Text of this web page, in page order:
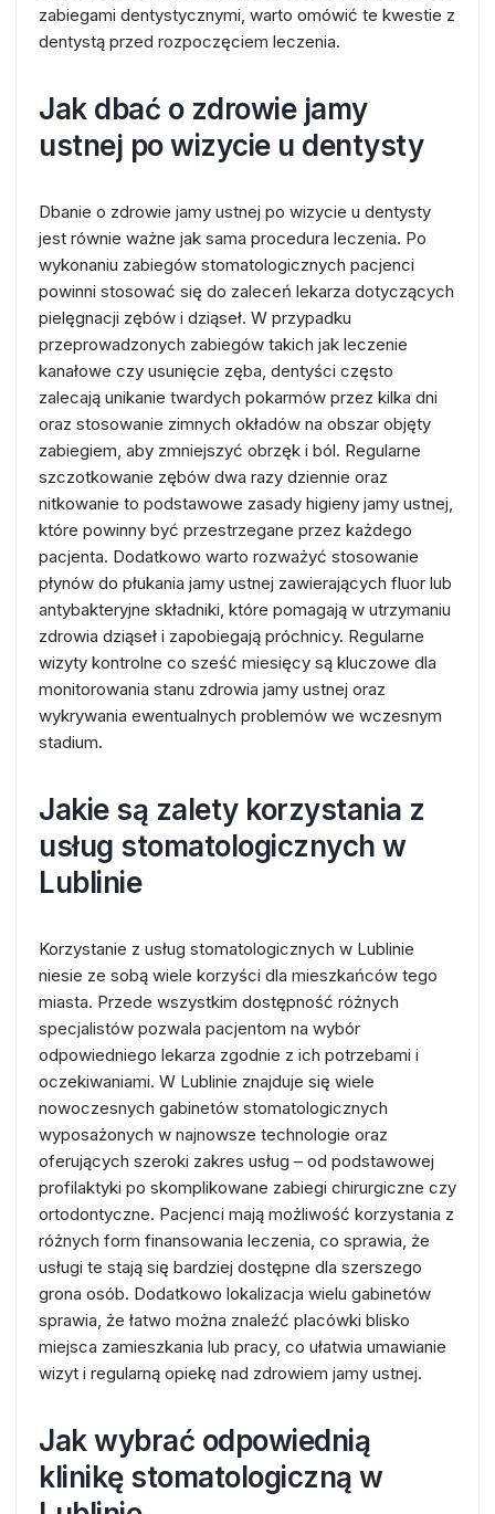
zabiegami dentystycznymi, warto omówić te kwestie z
dentystą przed rozpoczęciem leczenia.
Jak dbać o zdrowie jamy
ustnej po wizycie u dentysty
Dbanie o zdrowie jamy ustnej po wizycie u dentysty
jest równie ważne jak sama procedura leczenia. Po
wykonaniu zabiegów stomatologicznych pacjenci
powinni stosować się do zaleceń lekarza dotyczących
pielęgnacji zębów i dziąseł. W przypadku
przeprowadzonych zabiegów takich jak leczenie
kanałowe czy usunięcie zęba, dentyści często
zalecają unikanie twardych pokarmów przez kilka dni
oraz stosowanie zimnych okładów na obszar objęty
zabiegiem, aby zmniejszyć obrzęk i ból. Regularne
szczotkowanie zębów dwa razy dziennie oraz
nitkowanie to podstawowe zasady higieny jamy ustnej,
które powinny być przestrzegane przez każdego
pacjenta. Dodatkowo warto rozważyć stosowanie
płynów do płukania jamy ustnej zawierających fluor lub
antybakteryjne składniki, które pomagają w utrzymaniu
zdrowia dziąseł i zapobiegają próchnicy. Regularne
wizyty kontrolne co sześć miesięcy są kluczowe dla
monitorowania stanu zdrowia jamy ustnej oraz
wykrywania ewentualnych problemów we wczesnym
stadium.
Jakie są zalety korzystania z
usług stomatologicznych w
Lublinie
Korzystanie z usług stomatologicznych w Lublinie
niesie ze sobą wiele korzyści dla mieszkańców tego
miasta. Przede wszystkim dostępność różnych
specjalistów pozwala pacjentom na wybór
odpowiedniego lekarza zgodnie z ich potrzebami i
oczekiwaniami. W Lublinie znajduje się wiele
nowoczesnych gabinetów stomatologicznych
wyposażonych w najnowsze technologie oraz
oferujących szeroki zakres usług – od podstawowej
profilaktyki po skomplikowane zabiegi chirurgiczne czy
ortodontyczne. Pacjenci mają możliwość korzystania z
różnych form finansowania leczenia, co sprawia, że
usługi te stają się bardziej dostępne dla szerszego
grona osób. Dodatkowo lokalizacja wielu gabinetów
sprawia, że łatwo można znaleźć placówki blisko
miejsca zamieszkania lub pracy, co ułatwia umawianie
wizyt i regularną opiekę nad zdrowiem jamy ustnej.
Jak wybrać odpowiednią
klinikę stomatologiczną w